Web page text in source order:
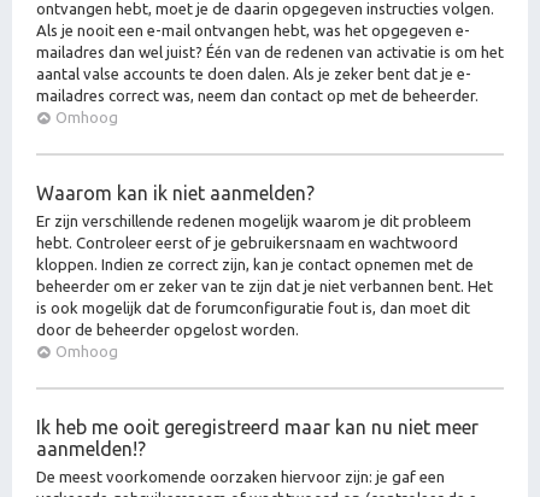
ontvangen hebt, moet je de daarin opgegeven instructies volgen.
Als je nooit een e-mail ontvangen hebt, was het opgegeven e-
mailadres dan wel juist? Één van de redenen van activatie is om het
aantal valse accounts te doen dalen. Als je zeker bent dat je e-
mailadres correct was, neem dan contact op met de beheerder.
Omhoog
Waarom kan ik niet aanmelden?
Er zijn verschillende redenen mogelijk waarom je dit probleem
hebt. Controleer eerst of je gebruikersnaam en wachtwoord
kloppen. Indien ze correct zijn, kan je contact opnemen met de
beheerder om er zeker van te zijn dat je niet verbannen bent. Het
is ook mogelijk dat de forumconfiguratie fout is, dan moet dit
door de beheerder opgelost worden.
Omhoog
Ik heb me ooit geregistreerd maar kan nu niet meer
aanmelden!?
De meest voorkomende oorzaken hiervoor zijn: je gaf een